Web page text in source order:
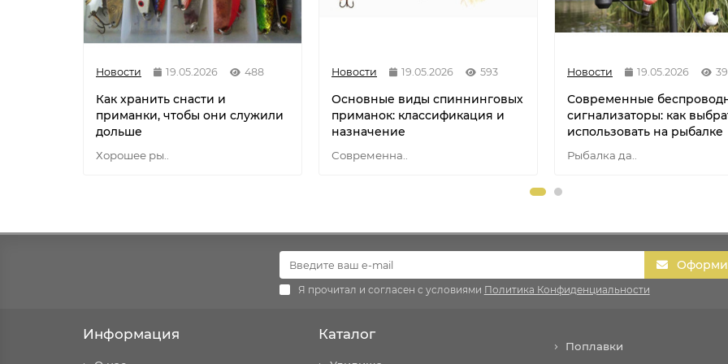
Новости 19.05.2026 488
Как хранить снасти и
приманки, чтобы они служили
дольше
Хорошее ры..
Новости 19.05.2026 593
Основные виды спиннинговых
приманок: классификация и
назначение
Современна..
Новости 19.05.2026
Современные
сигнализаторы: как
использовать на рыбалке
Рыбалка да..
Я прочитал и согласен с условиями Политика Конфиденциальности
Информация Каталог
Поплавки